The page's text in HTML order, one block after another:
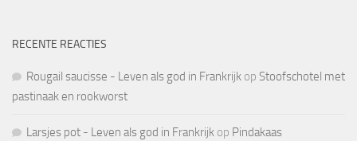
RECENTE REACTIES
Rougail saucisse - Leven als god in Frankrijk op Stoofschotel met
pastinaak en rookworst
Larsjes pot - Leven als god in Frankrijk op Pindakaas